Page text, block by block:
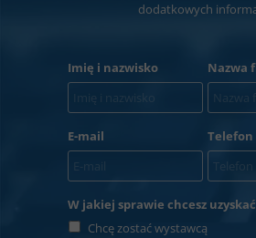
dodatkowych
Imię i nazwisko Nazwa
E-mail Telefon
W jakiej sprawie chcesz
Chcę zostać wystawcą